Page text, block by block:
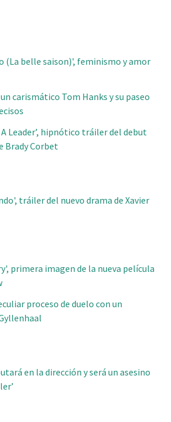
(La belle saison)', feminismo y amor
carismático Tom Hanks y su paseo
Leader’, hipnótico tráiler del debut
Brady Corbet
tráiler del nuevo drama de Xavier
primera imagen de la nueva película
proceso de duelo con un
en la dirección y será un asesino